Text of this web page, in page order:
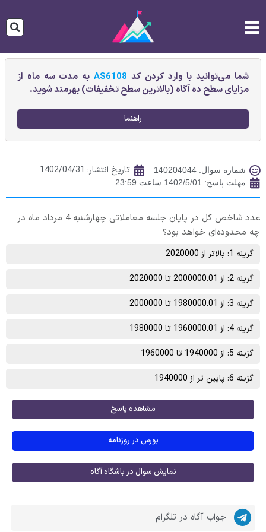
شما می‌توانید با وارد کردن کد AS6108به مدت سه ماه از
مزایای سطح ده آگاه (بالاترین سطح تخفیفات) بهرمند شوید.
راهنما
شماره سوال: 140204044 تاریخ انتشار: 1402/04/31
مهلت پاسخ: 1402/5/01 ساعت 23:59
عدد شاخص کل در پایان جلسه معاملاتی چهارشنبه 4 مرداد ماه در
چه محدوده‌ای خواهد بود؟
گزینه 1: بالاتر از 2020000
گزینه 2: از 2000000.01 تا 2020000
گزینه 3: از 1980000.01 تا 2000000
گزینه 4: از 1960000.01 تا 1980000
گزینه 5: از 1940000 تا 1960000
گزینه 6: پایین تر از 1940000
مشاهده پاسخ
بورس در روزنامه
نمایش سوال در باشگاه آگاه
جواب آگاه در تلگرام